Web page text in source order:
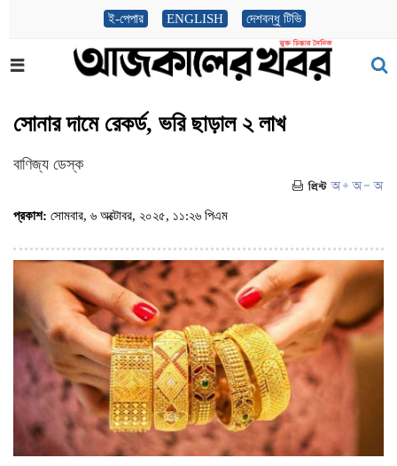
ই-পেপার ENGLISH দেশবন্ধু টিভি
সোনার দামে রেকর্ড, ভরি ছাড়াল ২ লাখ
বাণিজ্য ডেস্ক
প্রকাশ: সোমবার, ৬ অক্টোবর, ২০২৫, ১১:২৬ পিএম